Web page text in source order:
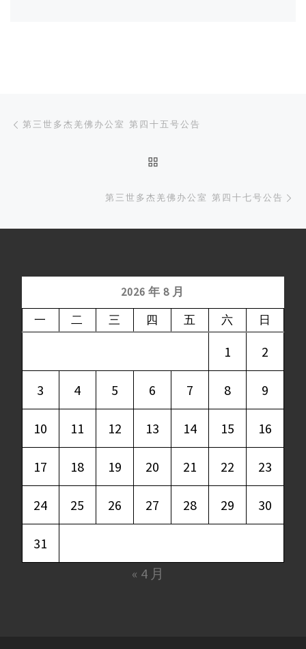
文章导航
第三世多杰羌佛办公室 第四十五号公告
第三世多杰羌佛办公室 第四十七号公告
2026 年 8 月
一 二 三 四 五 六 日
1 2
3 4 5 6 7 8 9
10 11 12 13 14 15 16
17 18 19 20 21 22 23
24 25 26 27 28 29 30
31
« 4 月